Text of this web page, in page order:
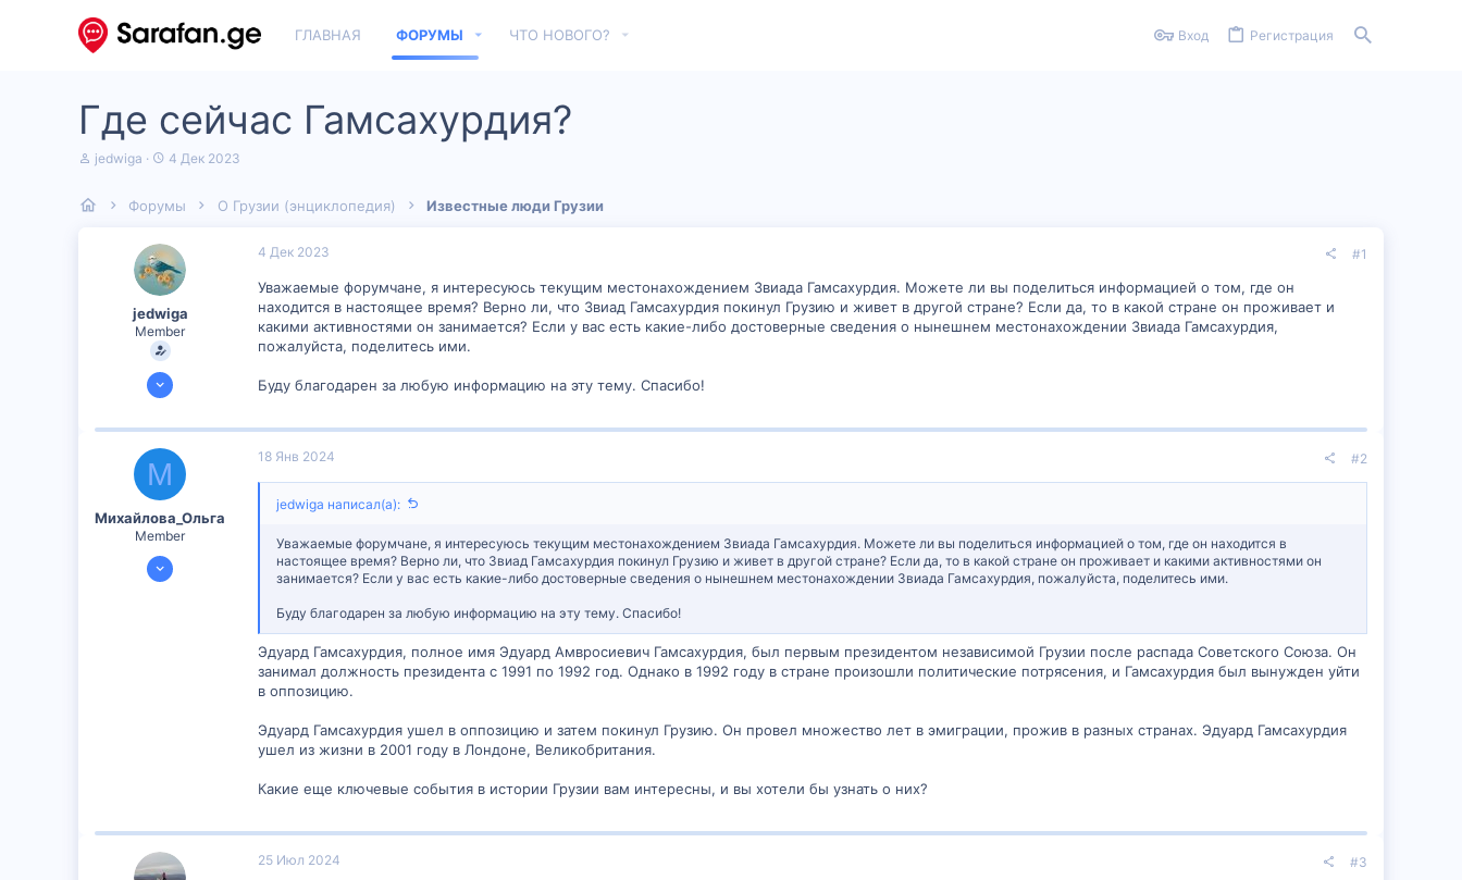
ГЛАВНАЯ ФОРУМЫ ЧТО НОВОГО? Вход Регистрация
Где сейчас Гамсахурдия?
А
о
jedwiga
Д
а
а
ч
а
л
а
4 Дек 2023
Форумы О Грузии (энциклопедия) Известные люди Грузии
jedwiga
Member
2 Ноя 2023
5
4 Дек 2023 #1
Уважаемые форумчане, я интересуюсь текущим местонахождением Звиада Гамсахурдия. Можете ли вы поделиться информацией о том, где он
находится в настоящее время? Верно ли, что Звиад Гамсахурдия покинул Грузию и живет в другой стране? Если да, то в какой стране он проживает и
какими активностями он занимается? Если у вас есть какие-либо достоверные сведения о нынешнем местонахождении Звиада Гамсахурдия,
пожалуйста, поделитесь ими.
Буду благодарен за любую информацию на эту тему. Спасибо!
М
Михайлова_Ольга
Member
14 Янв 2024
18 Янв 2024 #2
jedwiga написал(а):
Уважаемые форумчане, я интересуюсь текущим местонахождением Звиада Гамсахурдия. Можете ли вы поделиться информацией о том, где он находится в
настоящее время? Верно ли, что Звиад Гамсахурдия покинул Грузию и живет в другой стране? Если да, то в какой стране он проживает и какими активностями он
занимается? Если у вас есть какие-либо достоверные сведения о нынешнем местонахождении Звиада Гамсахурдия, пожалуйста, поделитесь ими.
Буду благодарен за любую информацию на эту тему. Спасибо!
Эдуард Гамсахурдия, полное имя Эдуард Амвросиевич Гамсахурдия, был первым президентом независимой Грузии после распада Советского Союза. Он
занимал должность президента с 1991 по 1992 год. Однако в 1992 году в стране произошли политические потрясения, и Гамсахурдия был вынужден уйти
в оппозицию.
Эдуард Гамсахурдия ушел в оппозицию и затем покинул Грузию. Он провел множество лет в эмиграции, прожив в разных странах. Эдуард Гамсахурдия
ушел из жизни в 2001 году в Лондоне, Великобритания.
Какие еще ключевые события в истории Грузии вам интересны, и вы хотели бы узнать о них?
25 Июл 2024 #3